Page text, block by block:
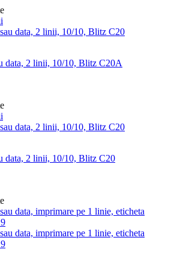
data, 2 linii, 10/10, Blitz C20A
data, 2 linii, 10/10, Blitz C20